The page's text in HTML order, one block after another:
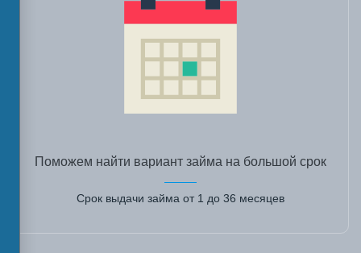
Поможем найти вариант займа на большой срок
Срок выдачи займа от 1 до 36 месяцев